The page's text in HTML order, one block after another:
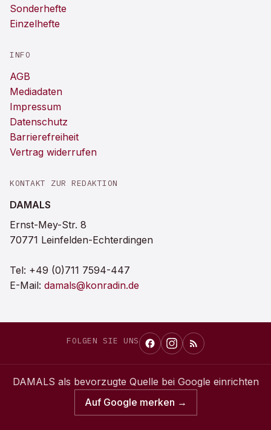
Sonderhefte
Einzelhefte
INFO
AGB
Mediadaten
Impressum
Datenschutz
Barrierefreiheit
Vertrag widerrufen
KONTAKT ZUR REDAKTION
DAMALS
Ernst-Mey-Str. 8
70771 Leinfelden-Echterdingen
Tel: +49 (0)711 7594-447
E-Mail: damals@konradin.de
FOLGEN SIE UNS
DAMALS als bevorzugte Quelle bei Google einrichten
Auf Google merken →